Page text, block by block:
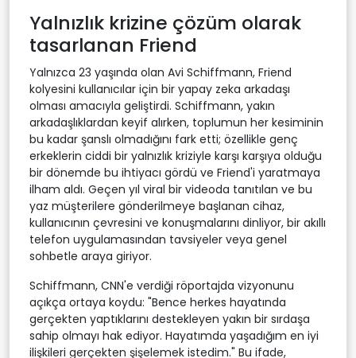
Yalnızlık krizine çözüm olarak
tasarlanan Friend
Yalnızca 23 yaşında olan Avi Schiffmann, Friend
kolyesini kullanıcılar için bir yapay zeka arkadaşı
olması amacıyla geliştirdi. Schiffmann, yakın
arkadaşlıklardan keyif alırken, toplumun her kesiminin
bu kadar şanslı olmadığını fark etti; özellikle genç
erkeklerin ciddi bir yalnızlık kriziyle karşı karşıya olduğu
bir dönemde bu ihtiyacı gördü ve Friend'i yaratmaya
ilham aldı. Geçen yıl viral bir videoda tanıtılan ve bu
yaz müşterilere gönderilmeye başlanan cihaz,
kullanıcının çevresini ve konuşmalarını dinliyor, bir akıllı
telefon uygulamasından tavsiyeler veya genel
sohbetle araya giriyor.
Schiffmann, CNN'e verdiği röportajda vizyonunu
açıkça ortaya koydu: "Bence herkes hayatında
gerçekten yaptıklarını destekleyen yakın bir sırdaşa
sahip olmayı hak ediyor. Hayatımda yaşadığım en iyi
ilişkileri gerçekten şişelemek istedim." Bu ifade,